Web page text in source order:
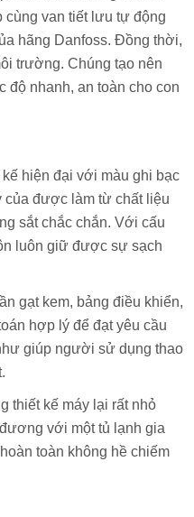
cùng van tiết lưu tự động
hãng Danfoss. Đồng thời,
trường. Chúng tạo nên
độ nhanh, an toàn cho con
hiện đại với màu ghi bạc
được làm từ chất liệu
sắt chắc chắn. Với cấu
luôn giữ được sự sạch
gạt kem, bảng điều khiển,
hợp lý để đạt yêu cầu
giúp người sử dụng thao
thiết kế máy lại rất nhỏ
với một tủ lạnh gia
toàn không hề chiếm